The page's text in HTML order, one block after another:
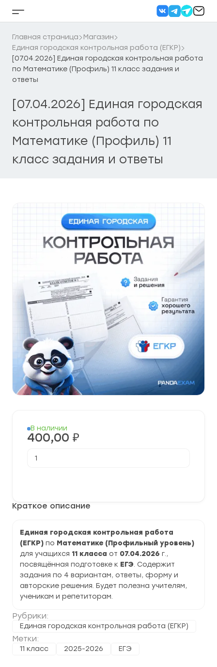
Кнопка
бокового
меню
Главная страница
Магазин
Единая городская контрольная работа (ЕГКР)
[07.04.2026] Единая городская контрольная работа
по Математике (Профиль) 11 класс задания и
ответы
[07.04.2026] Единая городская
контрольная работа по
Математике (Профиль) 11
класс задания и ответы
Краткое описание
Единая городская контрольная работа
(ЕГКР) по Математике (Профильный уровень)
для учащихся 11 класса от 07.04.2026 г.,
посвящённая подготовке к ЕГЭ. Содержит
задания по 4 вариантам, ответы, форму и
авторские решения. Будет полезна учителям,
ученикам и репетиторам.
Рубрики:
Единая городская контрольная работа (ЕГКР)
Метки:
11 класс 2025-2026 ЕГЭ
В наличии
400,00 ₽
товара
по
11
класс
задания
и
ответы